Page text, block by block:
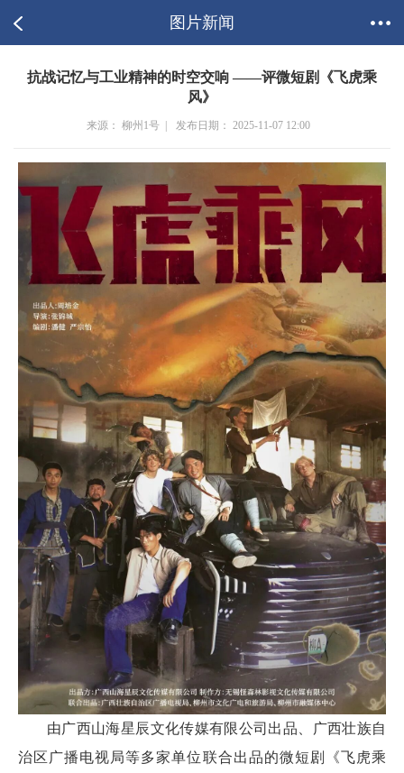
图片新闻
抗战记忆与工业精神的时空交响 ——评微短剧《飞虎乘
风》
来源： 柳州1号 | 发布日期： 2025-11-07 12:00
由广西山海星辰文化传媒有限公司出品、广西壮族自
治区广播电视局等多家单位联合出品的微短剧《飞虎乘